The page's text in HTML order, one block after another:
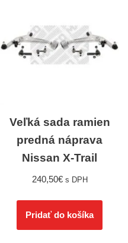
Veľká sada ramien
predná náprava
Nissan X-Trail
240,50€ s DPH
Pridať do košíka